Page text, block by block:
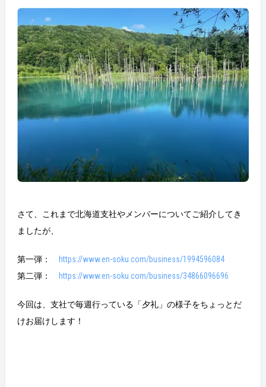
さて、これまで北海道支社やメンバーについてご紹介してき
ましたが、
第一弾：
https://www.en-soku.com/business/1994596084
第二弾：
https://www.en-soku.com/business/34866096696
今回は、支社で毎週行っている「夕礼」の様子をちょっとだ
けお届けします！